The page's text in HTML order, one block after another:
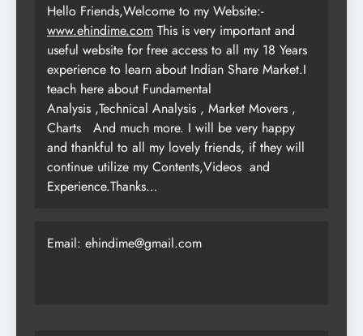
Hello Friends,Welcome to my Website:-
www.ehindime.com This is very important and
useful website for free access to all my 18 Years
experience to learn about Indian Share Market.I
teach here about Fundamental
Analysis ,Technical Analysis , Market Movers ,
Charts
And much more. I will be very happy
and thankful to all my lovely friends, if they will
continue utilize my Contents,Videos and
Experience.Thanks…
Email: ehindime@gmail.com